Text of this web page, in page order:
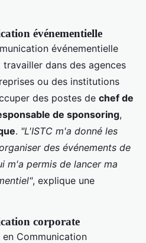
événementielle
événementielle
dans des agences
ou des institutions
des postes de chef de
de sponsoring,
. "L'ISTC m'a donné les
des événements de
m'a permis de lancer ma
, explique une
corporate
Communication